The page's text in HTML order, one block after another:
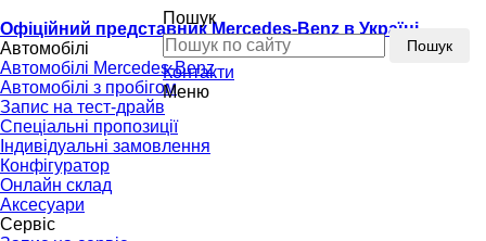
Офіційний представник Mercedes-Benz в Україні
Пошук
Пошук
Контакти
Меню
Автомобілі
Автомобілі Mercedes-Benz
Автомобілі з пробігом
Запис на тест-драйв
Спеціальні пропозиції
Індивідуальні замовлення
Конфігуратор
Онлайн склад
Аксесуари
Сервіс